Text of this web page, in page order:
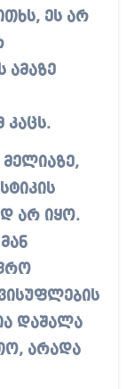
ეს არ
ამაზე
კაცს.
მელიაზე,
არ იყო.
დაშალა
არადა